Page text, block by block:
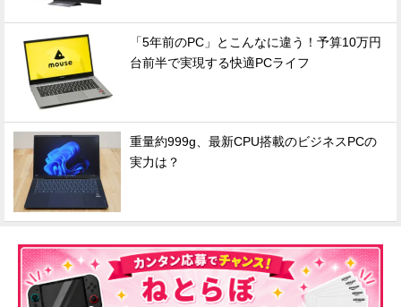
「5年前のPC」とこんなに違う！予算10万円
台前半で実現する快適PCライフ
重量約999g、最新CPU搭載のビジネスPCの
実力は？